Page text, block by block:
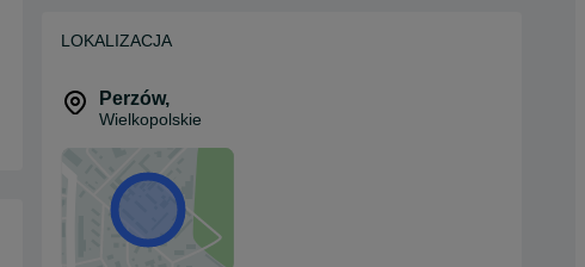
LOKALIZACJA
Perzów,
Wielkopolskie